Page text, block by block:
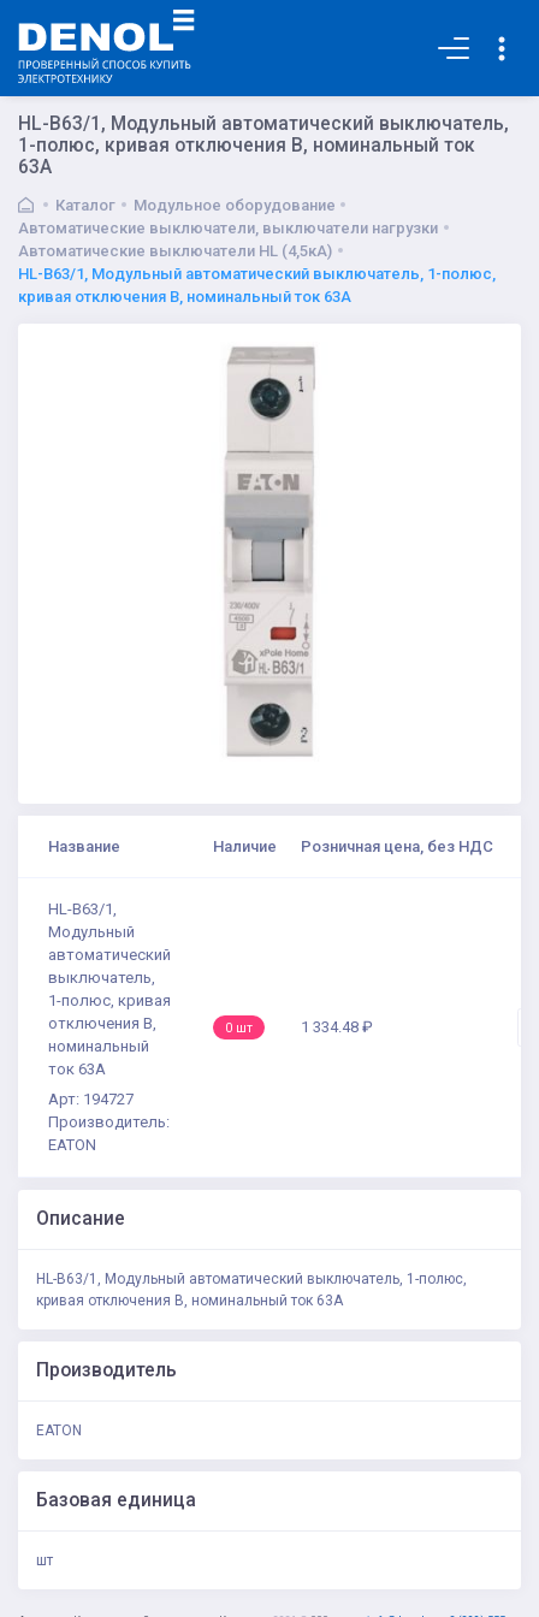
HL-B63/1, Модульный автоматический выключатель,
1-полюс, кривая отключения B, номинальный ток
63А
Каталог
Модульное оборудование
Автоматические выключатели, выключатели нагрузки
Автоматические выключатели HL (4,5кА)
HL-B63/1, Модульный автоматический выключатель, 1-полюс,
кривая отключения B, номинальный ток 63А
Название Наличие Розничная цена, без НДС
HL-B63/1,
Модульный
автоматический
выключатель,
1-полюс, кривая
отключения B,
номинальный
ток 63А
Арт: 194727
Производитель:
EATON
0 шт 1 334.48 ₽
Описание
HL-B63/1, Модульный автоматический выключатель, 1-полюс,
кривая отключения B, номинальный ток 63А
Производитель
EATON
Базовая единица
шт